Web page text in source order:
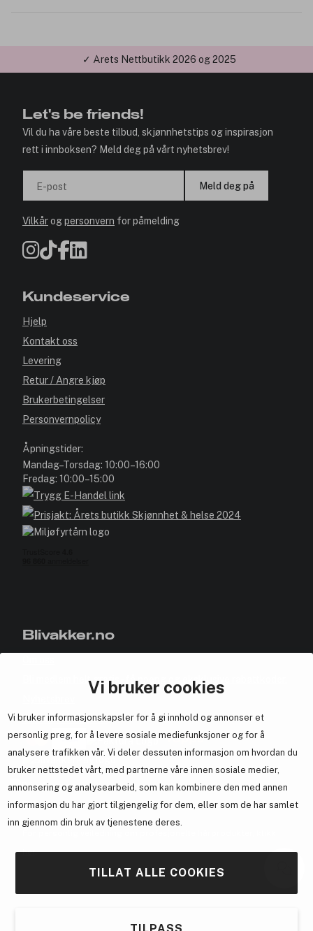
Vi bruker cookies
Vi bruker informasjonskapsler for å gi innhold og annonser et
personlig preg, for å levere sosiale mediefunksjoner og for å
analysere trafikken vår. Vi deler dessuten informasjon om hvordan du
bruker nettstedet vårt, med partnerne våre innen sosiale medier,
annonsering og analysearbeid, som kan kombinere den med annen
informasjon du har gjort tilgjengelig for dem, eller som de har samlet
inn gjennom din bruk av tjenestene deres.
TILLAT ALLE COOKIES
✓ Årets Nettbutikk 2026 og 2025
Let's be friends!
Vil du ha våre beste tilbud, skjønnhetstips og inspirasjon
rett i innboksen? Meld deg på vårt nyhetsbrev!
E-post Meld deg på
Vilkårogpersonvern for påmelding
Kundeservice
Hjelp
Kontakt oss
Levering
Retur / Angre kjøp
Brukerbetingelser
Personvernpolicy
Åpningstider:
Mandag–Torsdag: 10:00–16:00
Fredag: 10:00–15:00
Blivakker.no
Bli medlem helt gratis - få poeng og eksklusive rabattkoder.
Samarbeid med oss
En del avBrandsdal Group AS
her.